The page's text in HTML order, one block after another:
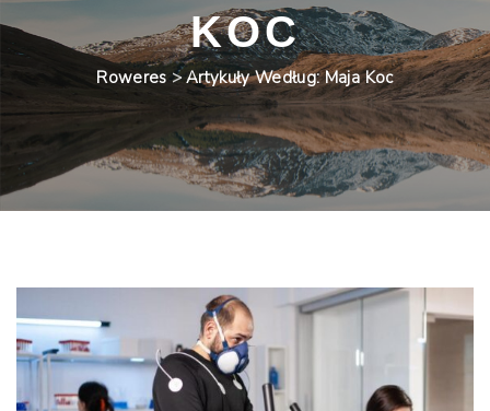
KOC
Roweres>Artykuły Według: Maja Koc